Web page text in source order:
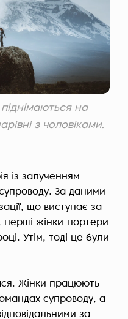
на
з чоловіками.
із залученням
За даними
що виступає за
перші жінки-портери
Утім, тоді це були
Жінки працюють
супроводу, а
за